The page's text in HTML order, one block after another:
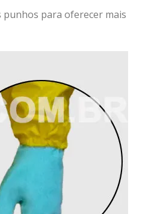
punhos para oferecer mais